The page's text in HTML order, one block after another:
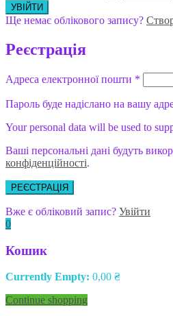
Ще немає облікового запису?
Реєстрація
Адреса електронної пошти *
Пароль буде надіслано на вашу
Your personal data will be used to
Ваші персональні дані будуть
конфіденційності.
РЕЄСТРАЦІЯ
Вже є обліковий запис? Увійти
0
Кошик
Currently Empty: 0,00 ₴
Continue shopping